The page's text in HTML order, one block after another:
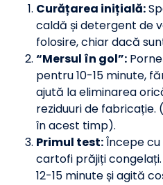
Curățarea inițială:
caldă și detergent de
folosire, chiar dacă
“Mersul în gol”:
pentru 10-15 minute,
ajută la eliminarea
reziduuri de
în acest timp).
Primul test:Începe cu
cartofi prăjiți congelați.
12-15 minute și agită